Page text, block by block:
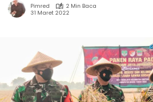
Pimred
2 Min Baca
31 Maret 2022